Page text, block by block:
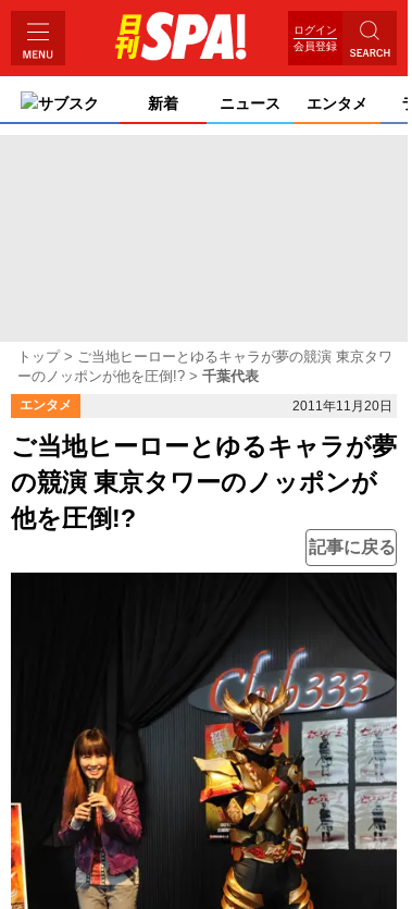
ログイン
会員登録
サブスク 新着 ニュース エンタメ
トップ
ご当地ヒーローとゆるキャラが夢の競演 東京タワ
ーのノッポンが他を圧倒!?
千葉代表
エンタメ 2011年11月20日
ご当地ヒーローとゆるキャラが夢
の競演 東京タワーのノッポンが
他を圧倒!?
記事に戻る